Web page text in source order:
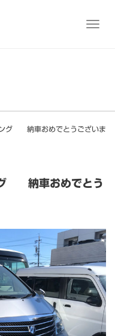
メ
グ 納車おめでとうございま
納車おめでとう